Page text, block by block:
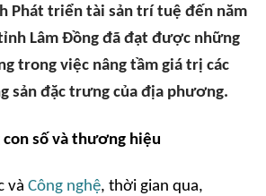
Phát triển tài sản trí tuệ đến năm
Lâm Đồng đã đạt được những
trong việc nâng tầm giá trị các
sản đặc trưng của địa phương.
số và thương hiệu
và Công nghệ, thời gian qua,